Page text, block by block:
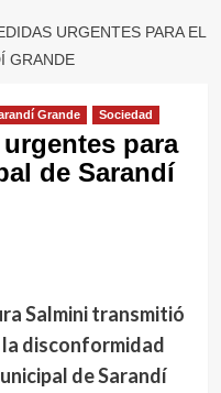
URGENTES PARA EL
GRANDE
Grande Sociedad
para
de Sarandí
Salmini transmitió
disconformidad
de Sarandí